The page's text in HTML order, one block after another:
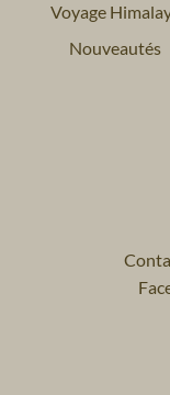
Voyage
Nouveautés